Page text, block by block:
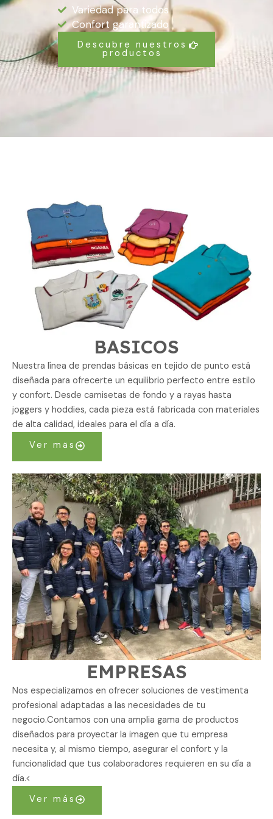
Variedad para todos
Confort garantizado
Descubre nuestros
productos
BASICOS
Nuestra línea de prendas básicas en tejido de punto está
diseñada para ofrecerte un equilibrio perfecto entre estilo
y confort. Desde camisetas de fondo y a rayas hasta
joggers y hoddies, cada pieza está fabricada con materiales
de alta calidad, ideales para el día a día.
Ver mäs
EMPRESAS
Nos especializamos en ofrecer soluciones de vestimenta
profesional adaptadas a las necesidades de tu
negocio.Contamos con una amplia gama de productos
diseñados para proyectar la imagen que tu empresa
necesita y, al mismo tiempo, asegurar el confort y la
funcionalidad que tus colaboradores requieren en su día a
día.<
Ver más